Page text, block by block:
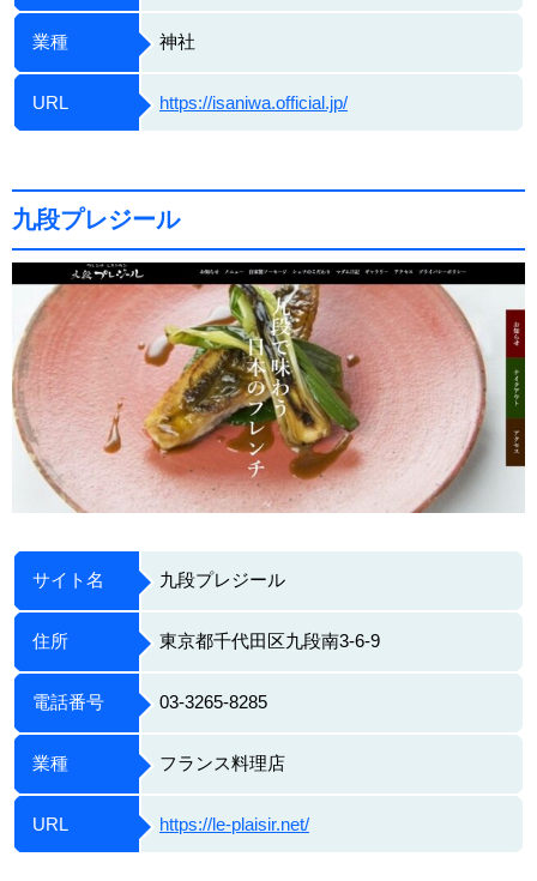
業種 神社
URL https://isaniwa.official.jp/
九段プレジール
サイト名 九段プレジール
住所 東京都千代田区九段南3-6-9
電話番号 03-3265-8285
業種 フランス料理店
URL https://le-plaisir.net/